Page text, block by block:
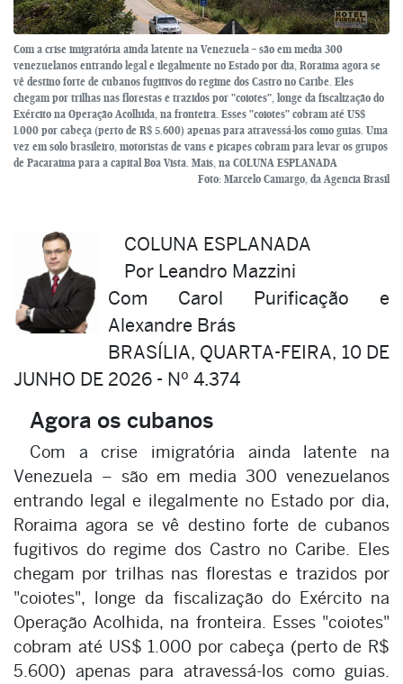
Com a crise imigratória ainda latente na Venezuela – são em media 300
venezuelanos entrando legal e ilegalmente no Estado por dia, Roraima agora se
vê destino forte de cubanos fugitivos do regime dos Castro no Caribe. Eles
chegam por trilhas nas florestas e trazidos por "coiotes", longe da fiscalização do
Exército na Operação Acolhida, na fronteira. Esses "coiotes" cobram até US$
1.000 por cabeça (perto de R$ 5.600) apenas para atravessá-los como guias. Uma
vez em solo brasileiro, motoristas de vans e picapes cobram para levar os grupos
de Pacaraima para a capital Boa Vista. Mais, na COLUNA ESPLANADA
Foto: Marcelo Camargo, da Agencia Brasil
COLUNA ESPLANADA
Por Leandro Mazzini
Com Carol Purificação e
Alexandre Brás
BRASÍLIA, QUARTA-FEIRA, 10 DE
JUNHO DE 2026 - Nº 4.374
Agora os cubanos
Com a crise imigratória ainda latente na
Venezuela – são em media 300 venezuelanos
entrando legal e ilegalmente no Estado por dia,
Roraima agora se vê destino forte de cubanos
fugitivos do regime dos Castro no Caribe. Eles
chegam por trilhas nas florestas e trazidos por
"coiotes", longe da fiscalização do Exército na
Operação Acolhida, na fronteira. Esses "coiotes"
cobram até US$ 1.000 por cabeça (perto de R$
5.600) apenas para atravessá-los como guias.